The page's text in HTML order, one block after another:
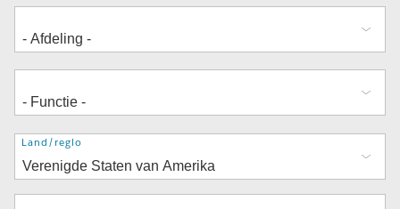
Adres
Land/regio